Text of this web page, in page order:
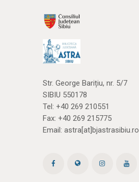
Str. George Barițiu, nr. 5/7
SIBIU 550178
Tel: +40 269 210551
Fax: +40 269 215775
Email: astra[at]bjastrasibiu.ro